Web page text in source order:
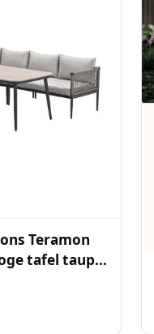
Teramon
tafel taupe